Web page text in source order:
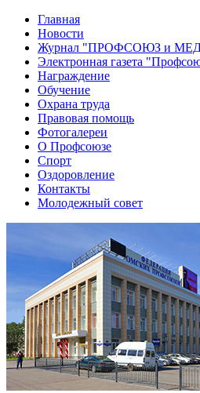
Главная
Новости
Журнал "ПРОФСОЮЗ и
Электронная газета
Награждение
Обучение
Охрана труда
Правовая помощь
Фотогалереи
О Профсоюзе
Спорт
Оздоровление
Контакты
Молодежный совет